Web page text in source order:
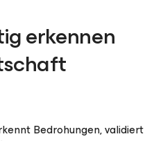
erkennen
Bedrohungen, validiert